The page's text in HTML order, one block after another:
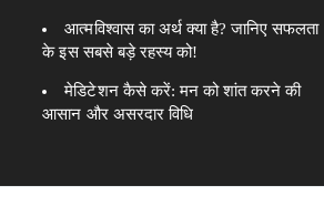
आत्मविश्वास का अर्थ क्या है? जानिए सफलता
के इस सबसे बड़े रहस्य को!
मेडिटेशन कैसे करें: मन को शांत करने की
आसान और असरदार विधि